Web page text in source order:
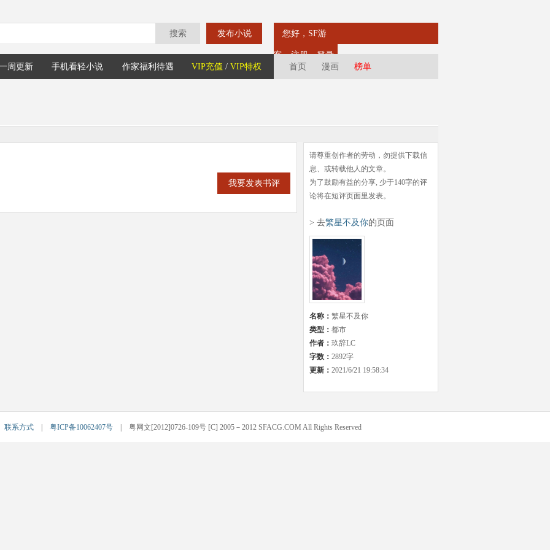
搜索 发布小说 您好，SF游
客注册
登录
周更新 手机看轻小说 作家福利待遇 VIP充值 / VIP特权 首页 漫画 榜单
我要发表书评
请尊重创作者的劳动，勿提供下载信
息、或转载他人的文章。
为了鼓励有益的分享, 少于140字的评
论将在短评页面里发表。
> 去繁星不及你的页面
名称： 繁星不及你
类型： 都市
作者： 玖辞LC
字数： 2892字
更新： 2021/6/21 19:58:34
联系方式 粤ICP备10062407号 | 粤网文[2012]0726-109号 [C] 2005－2012 SFACG.COM All Rights Reserved